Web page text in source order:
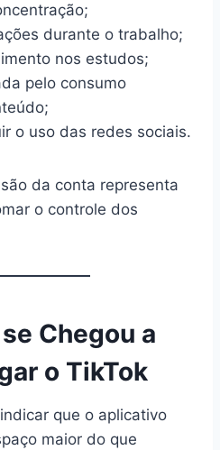
durante o trabalho;
nos estudos;
pelo consumo
o uso das redes sociais.
da conta representa
o controle dos
Chegou a
o TikTok
que o aplicativo
maior do que